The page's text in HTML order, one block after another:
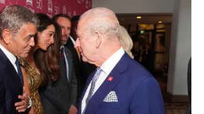
فيديو
مطبخ سيدتي
مقالات الرأي
ستايل
تقارير
عروس سيدتي